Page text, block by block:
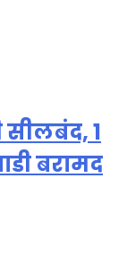
1
बरामद